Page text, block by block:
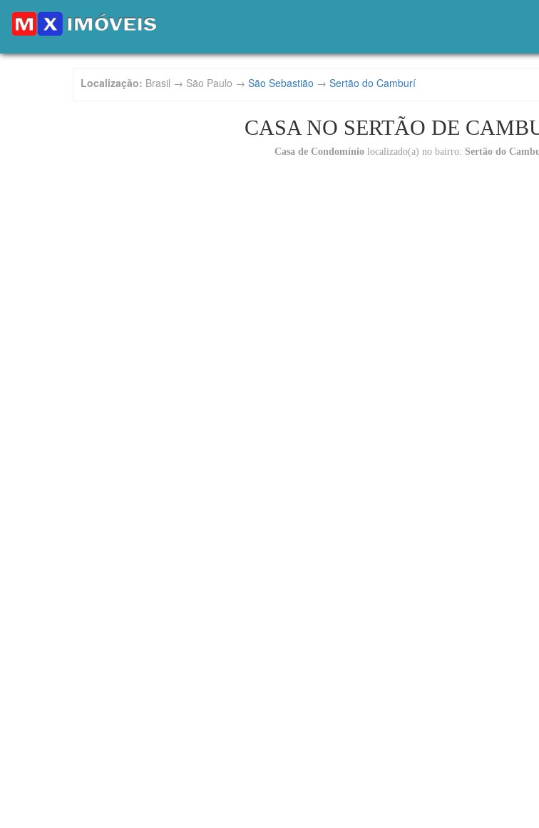
Localização: Brasil → São Paulo → São Sebastião → Sertão do Camburí
CASA NO SERTÃO DE
Casa de Condomíniolocalizado(a) no bairro: Sertão do